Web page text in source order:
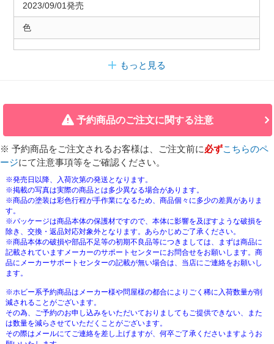
2023/09/01発売
色
もっと見る
予約商品のご注文に関する注意
※ 予約商品をご注文されるお客様は、ご注文前に必ずこちらのペ
ージにて注意事項等をご確認ください。
※発売日以降、入荷次第の発送となります。
※掲載の写真は実際の商品とは多少異なる場合があります。
※商品の塗装は彩色行程が手作業になるため、商品個々に多少の差異がありま
す。
※パッケージは商品本体の保護材ですので、本体に影響を及ぼすような破損を
除き、交換・返品対応対象外となります。あらかじめご了承ください。
※商品本体の破損や部品不足等の初期不良品等につきましては、まずは商品に
記載されていますメーカーのサポートセンターにお問合せをお願いします。商
品にメーカーサポートセンターの記載が無い場合は、当店にご連絡をお願いし
ます。
※ホビー系予約商品はメーカー様や問屋様の都合によりごく稀に入荷数量が削
減されることがございます。
その為、ご予約のお申し込みをいただいておりましてもご提供できない、また
は数量を減らさせていただくことがございます。
その際はメールにてご連絡を差し上げますが、何卒ご了承くださいますようお